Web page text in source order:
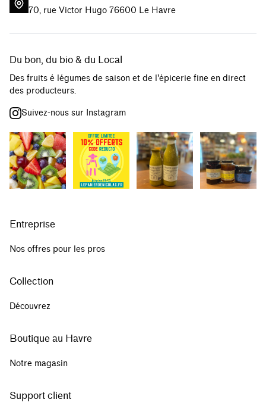
70, rue Victor Hugo 76600 Le Havre
Du bon, du bio & du Local
Des fruits é légumes de saison et de l'épicerie fine en direct
des producteurs.
Suivez-nous sur Instagram
Entreprise
Nos offres pour les pros
Collection
Découvrez
Boutique au Havre
Notre magasin
Support client